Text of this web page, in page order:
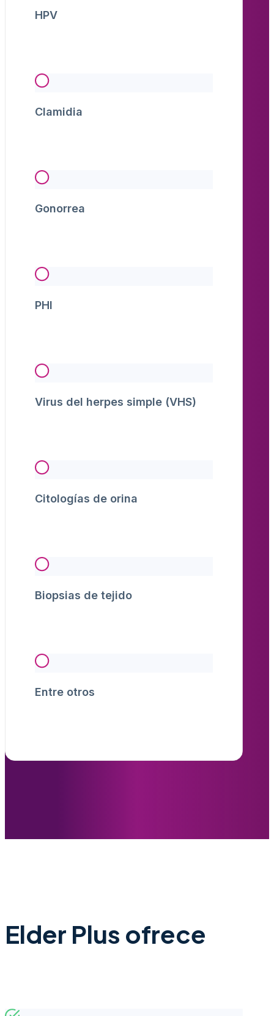
HPV
Clamidia
Gonorrea
PHI
Virus del herpes simple (VHS)
Citologías de orina
Biopsias de tejido
Entre otros
Elder Plus ofrece